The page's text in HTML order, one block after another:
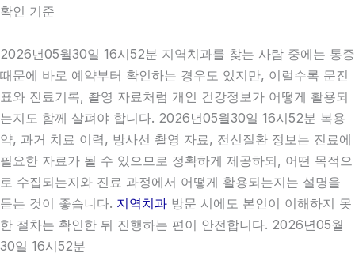
확인 기준
2026년05월30일 16시52분 지역치과를 찾는 사람 중에는 통증
때문에 바로 예약부터 확인하는 경우도 있지만, 이럴수록 문진
표와 진료기록, 촬영 자료처럼 개인 건강정보가 어떻게 활용되
는지도 함께 살펴야 합니다. 2026년05월30일 16시52분 복용
약, 과거 치료 이력, 방사선 촬영 자료, 전신질환 정보는 진료에
필요한 자료가 될 수 있으므로 정확하게 제공하되, 어떤 목적으
로 수집되는지와 진료 과정에서 어떻게 활용되는지는 설명을
듣는 것이 좋습니다. 지역치과 방문 시에도 본인이 이해하지 못
한 절차는 확인한 뒤 진행하는 편이 안전합니다. 2026년05월
30일 16시52분